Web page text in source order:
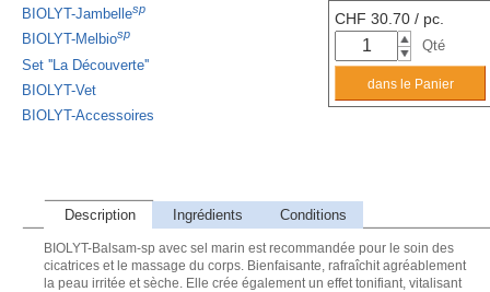
BIOLYT-Jambellesp
BIOLYT-Melbiosp
Set ''La Découverte''
BIOLYT-Vet
BIOLYT-Accessoires
CHF 30.70 / pc.
Qté
Description Ingrédients Conditions
BIOLYT-Balsam-sp avec sel marin est recommandée pour le soin des
cicatrices et le massage du corps. Bienfaisante, rafraîchit agréablement
la peau irritée et sèche. Elle crée également un effet tonifiant, vitalisant